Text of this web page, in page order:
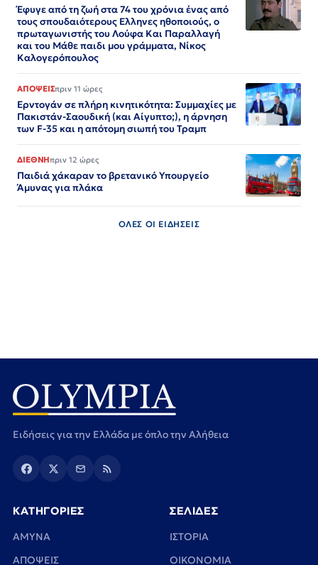
Έφυγε από τη ζωή στα 74 του χρόνια ένας από
τους σπουδαιότερους Ελληνες ηθοποιούς, ο
πρωταγωνιστής του Λούφα Και Παραλλαγή
και του Μάθε παιδι μου γράμματα, Νίκος
Καλογερόπουλος
ΑΠΟΨΕΙΣπριν 11 ώρες
Ερντογάν σε πλήρη κινητικότητα: Συμμαχίες με
Πακιστάν-Σαουδική (και Αίγυπτο;), η άρνηση
των F-35 και η απότομη σιωπή του Τραμπ
ΔΙΕΘΝΗπριν 12 ώρες
Παιδιά χάκαραν το βρετανικό Υπουργείο
Άμυνας για πλάκα
ΟΛΕΣ ΟΙ ΕΙΔΗΣΕΙΣ
Ειδήσεις για την Ελλάδα με όπλο την Αλήθεια
ΚΑΤΗΓΟΡΙΕΣ
ΑΜΥΝΑ
ΑΠΟΨΕΙΣ
ΣΕΛΙΔΕΣ
ΙΣΤΟΡΙΑ
ΟΙΚΟΝΟΜΙΑ